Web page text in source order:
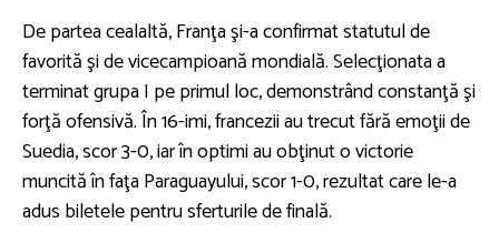
De partea cealaltă, Franţa şi-a confirmat statutul de
favorită şi de vicecampioană mondială. Selecţionata a
terminat grupa I pe primul loc, demonstrând constanţă şi
forţă ofensivă. În 16-imi, francezii au trecut fără emoţii de
Suedia, scor 3-0, iar în optimi au obţinut o victorie
muncită în faţa Paraguayului, scor 1-0, rezultat care le-a
adus biletele pentru sferturile de finală.